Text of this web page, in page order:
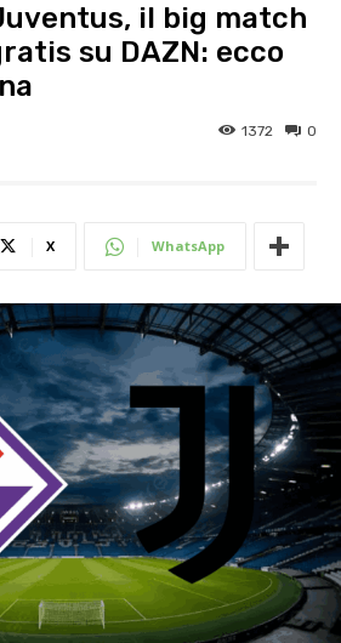
il big match
su DAZN: ecco
0
1372
X WhatsApp